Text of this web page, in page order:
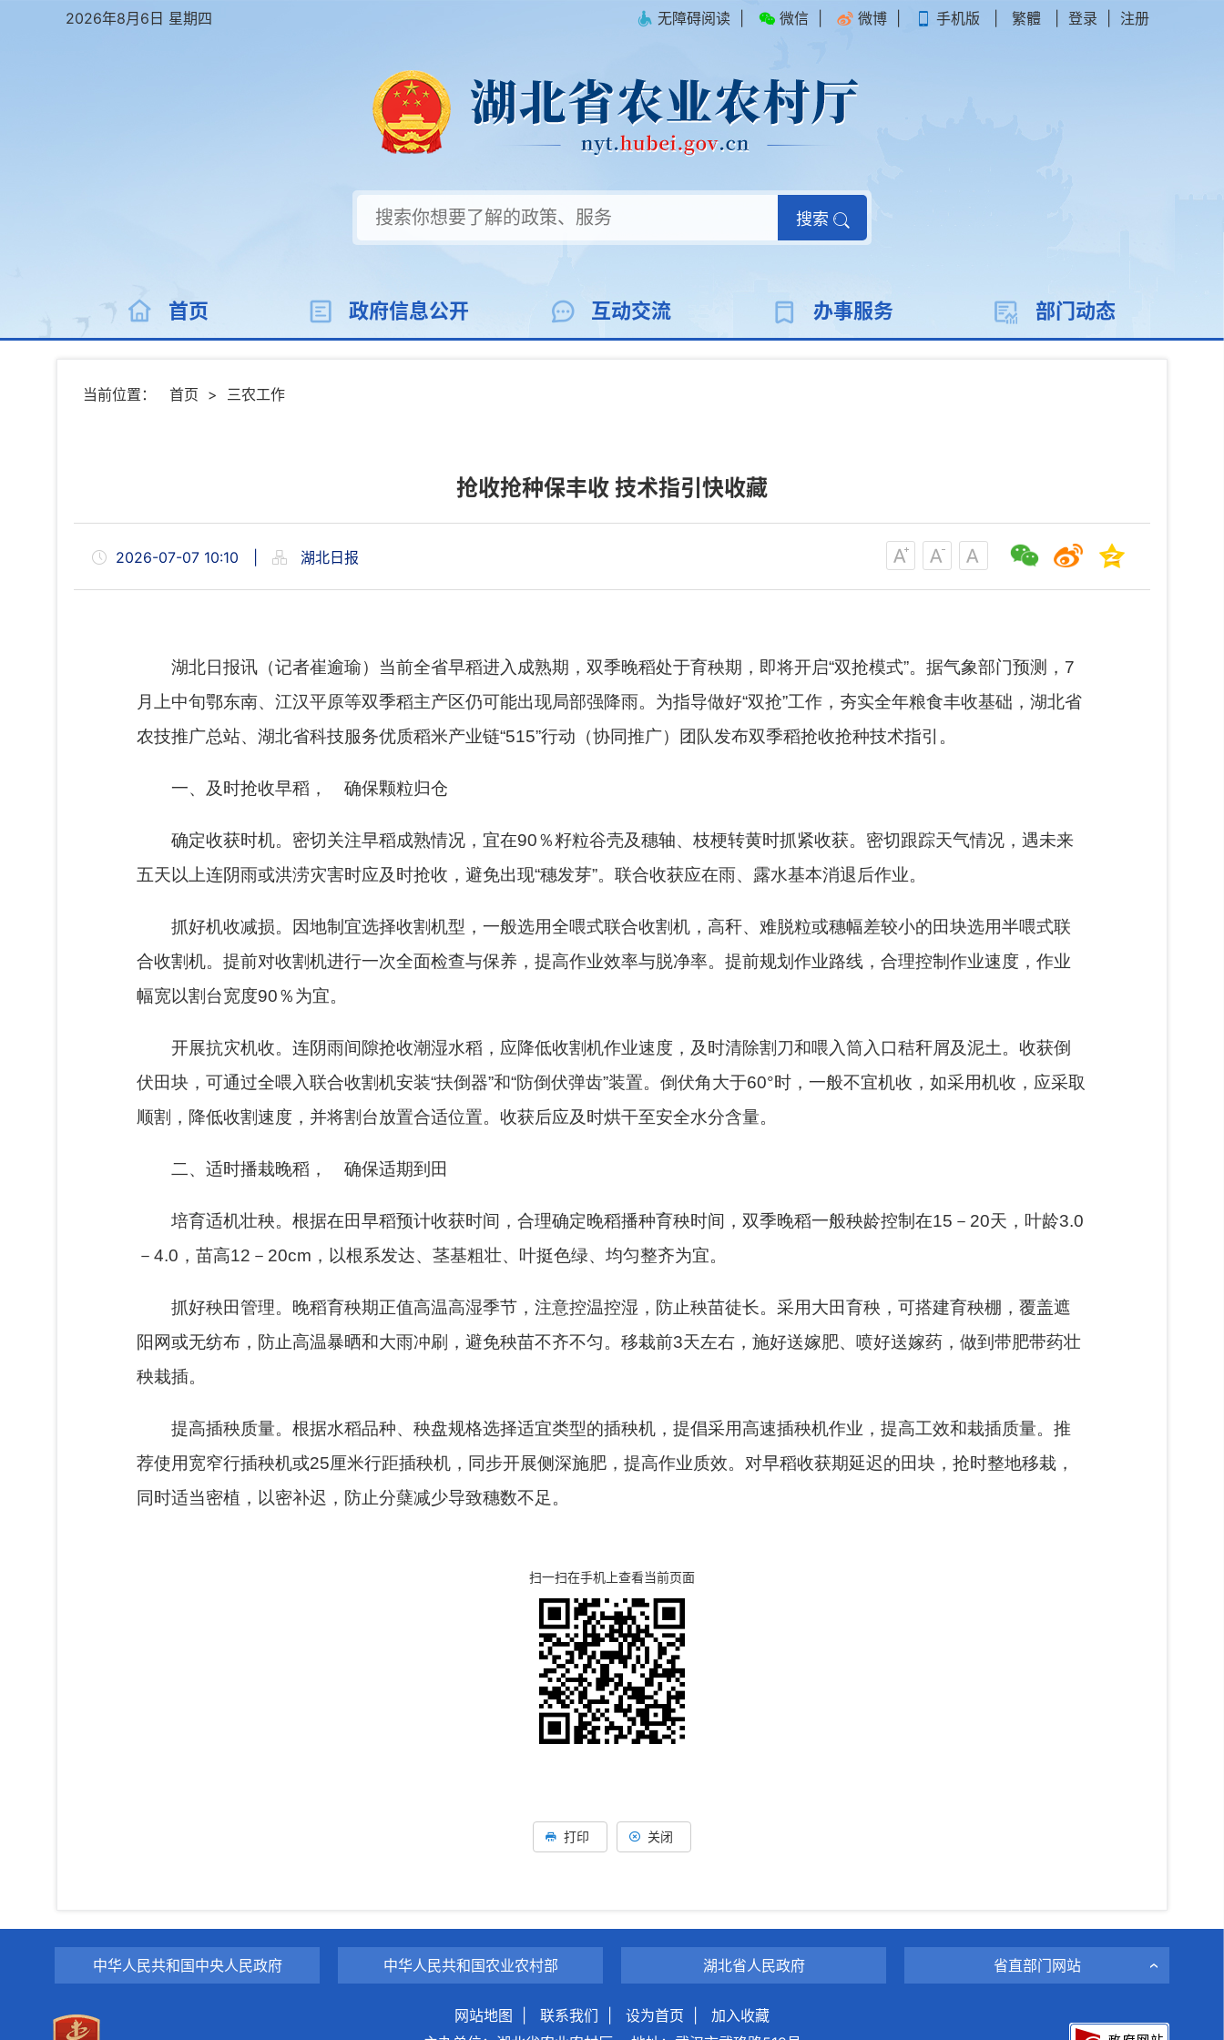
2026年8月6日 星期四 无障碍阅读 微信 微博 手机版 繁體 登录 注册
搜索
首页 政府信息公开 互动交流 办事服务 部门动态
当前位置： 首页 > 三农工作
抢收抢种保丰收 技术指引快收藏
2026-07-07 10:10 湖北日报
湖北日报讯（记者崔逾瑜）当前全省早稻进入成熟期，双季晚稻处于育秧期，即将开启“双抢模式”。据气象部门预测，7
月上中旬鄂东南、江汉平原等双季稻主产区仍可能出现局部强降雨。为指导做好“双抢”工作，夯实全年粮食丰收基础，湖北省
农技推广总站、湖北省科技服务优质稻米产业链“515”行动（协同推广）团队发布双季稻抢收抢种技术指引。
一、及时抢收早稻， 确保颗粒归仓
确定收获时机。 密切关注早稻成熟情况，宜在90％籽粒谷壳及穗轴、枝梗转黄时抓紧收获。密切跟踪天气情况，遇未来
五天以上连阴雨或洪涝灾害时应及时抢收，避免出现“穗发芽”。联合收获应在雨、露水基本消退后作业。
抓好机收减损。 因地制宜选择收割机型，一般选用全喂式联合收割机，高秆、难脱粒或穗幅差较小的田块选用半喂式联
合收割机。提前对收割机进行一次全面检查与保养，提高作业效率与脱净率。提前规划作业路线，合理控制作业速度，作业
幅宽以割台宽度90％为宜。
开展抗灾机收。 连阴雨间隙抢收潮湿水稻，应降低收割机作业速度，及时清除割刀和喂入筒入口秸秆屑及泥土。收获倒
伏田块，可通过全喂入联合收割机安装“扶倒器”和“防倒伏弹齿”装置。倒伏角大于60°时，一般不宜机收，如采用机收，应采取
顺割，降低收割速度，并将割台放置合适位置。收获后应及时烘干至安全水分含量。
二、适时播栽晚稻， 确保适期到田
培育适机壮秧。 根据在田早稻预计收获时间，合理确定晚稻播种育秧时间，双季晚稻一般秧龄控制在15－20天，叶龄3.0
－4.0，苗高12－20cm，以根系发达、茎基粗壮、叶挺色绿、均匀整齐为宜。
抓好秧田管理。 晚稻育秧期正值高温高湿季节，注意控温控湿，防止秧苗徒长。采用大田育秧，可搭建育秧棚，覆盖遮
阳网或无纺布，防止高温暴晒和大雨冲刷，避免秧苗不齐不匀。移栽前3天左右，施好送嫁肥、喷好送嫁药，做到带肥带药壮
秧栽插。
提高插秧质量。 根据水稻品种、秧盘规格选择适宜类型的插秧机，提倡采用高速插秧机作业，提高工效和栽插质量。推
荐使用宽窄行插秧机或25厘米行距插秧机，同步开展侧深施肥，提高作业质效。对早稻收获期延迟的田块，抢时整地移栽，
同时适当密植，以密补迟，防止分蘖减少导致穗数不足。
扫一扫在手机上查看当前页面
打印 关闭
中华人民共和国中央人民政府 中华人民共和国农业农村部 湖北省人民政府 省直部门网站
网站地图 联系我们 设为首页
加入收藏